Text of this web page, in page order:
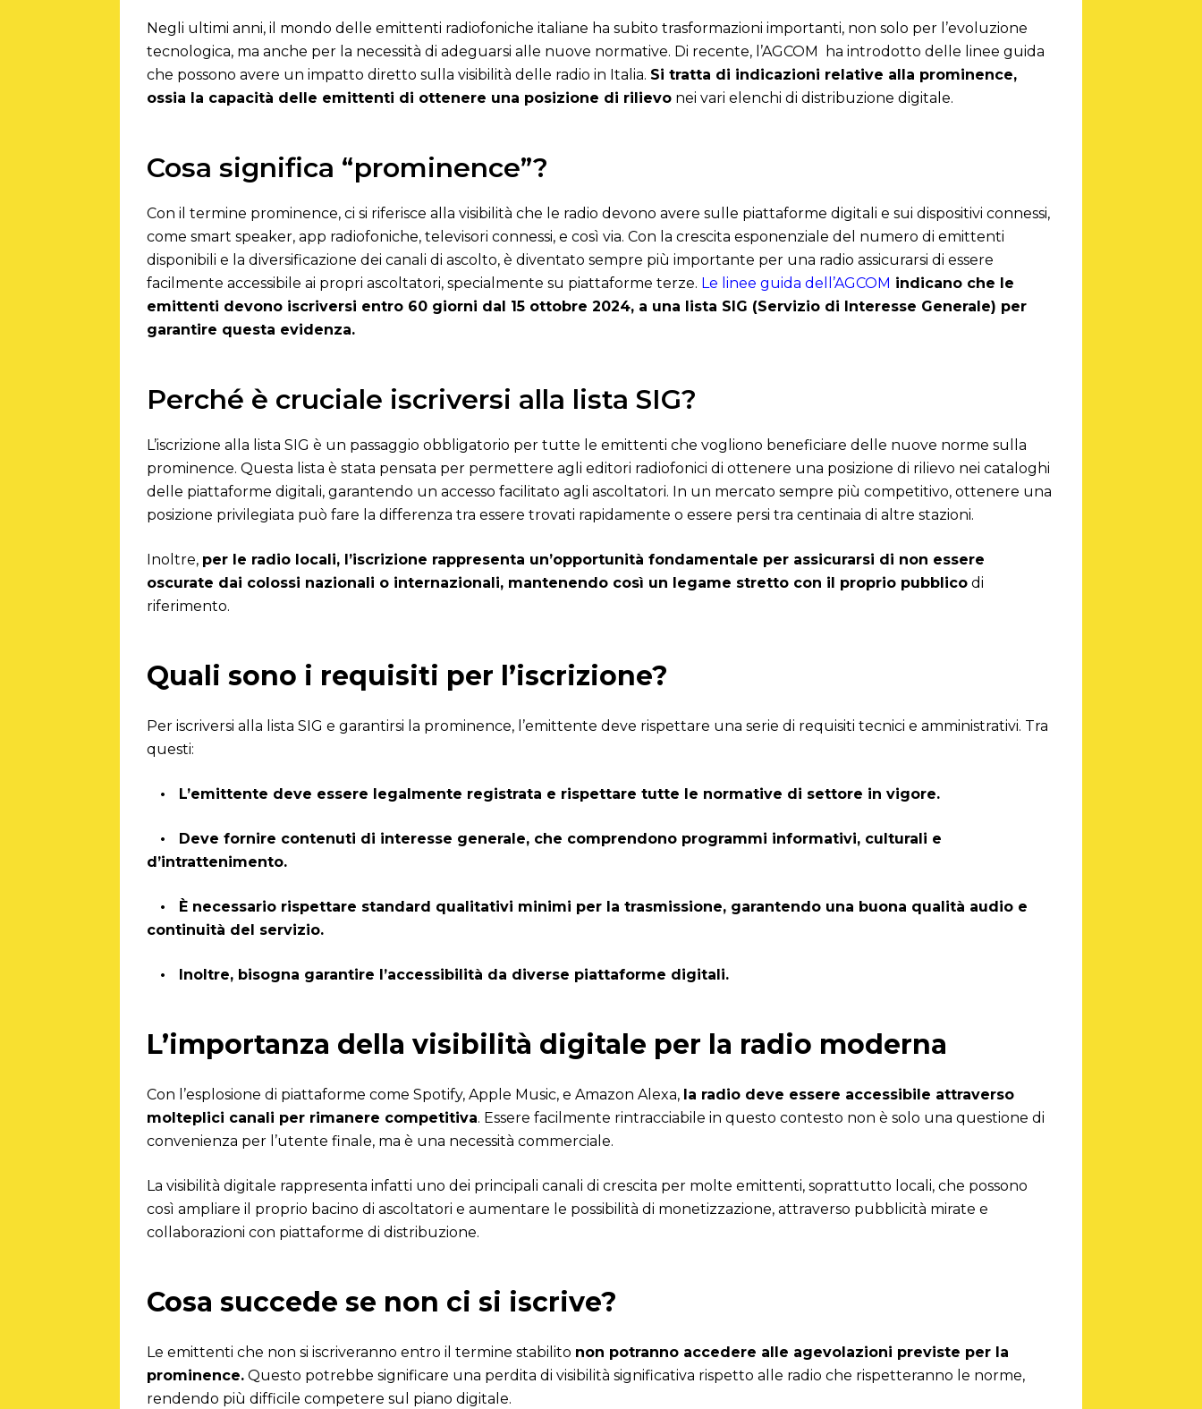
Negli ultimi anni, il mondo delle emittenti radiofoniche italiane ha subito trasformazioni importanti, non solo per l’evoluzione
tecnologica, ma anche per la necessità di adeguarsi alle nuove normative. Di recente, l’AGCOM ha introdotto delle linee guida
che possono avere un impatto diretto sulla visibilità delle radio in Italia. Si tratta di indicazioni relative alla prominence,
ossia la capacità delle emittenti di ottenere una posizione di rilievo nei vari elenchi di distribuzione digitale.
Cosa significa “prominence”?
Con il termine prominence, ci si riferisce alla visibilità che le radio devono avere sulle piattaforme digitali e sui dispositivi connessi,
come smart speaker, app radiofoniche, televisori connessi, e così via. Con la crescita esponenziale del numero di emittenti
disponibili e la diversificazione dei canali di ascolto, è diventato sempre più importante per una radio assicurarsi di essere
facilmente accessibile ai propri ascoltatori, specialmente su piattaforme terze. Le linee guida dell’AGCOM indicano che le
emittenti devono iscriversi entro 60 giorni dal 15 ottobre 2024, a una lista SIG (Servizio di Interesse Generale) per
garantire questa evidenza.
Perché è cruciale iscriversi alla lista SIG?
L’iscrizione alla lista SIG è un passaggio obbligatorio per tutte le emittenti che vogliono beneficiare delle nuove norme sulla
prominence. Questa lista è stata pensata per permettere agli editori radiofonici di ottenere una posizione di rilievo nei cataloghi
delle piattaforme digitali, garantendo un accesso facilitato agli ascoltatori. In un mercato sempre più competitivo, ottenere una
posizione privilegiata può fare la differenza tra essere trovati rapidamente o essere persi tra centinaia di altre stazioni.
Inoltre, per le radio locali, l’iscrizione rappresenta un’opportunità fondamentale per assicurarsi di non essere
oscurate dai colossi nazionali o internazionali, mantenendo così un legame stretto con il proprio pubblico di
riferimento.
Quali sono i requisiti per l’iscrizione?
Per iscriversi alla lista SIG e garantirsi la prominence, l’emittente deve rispettare una serie di requisiti tecnici e amministrativi. Tra
questi:
• L’emittente deve essere legalmente registrata e rispettare tutte le normative di settore in vigore.
• Deve fornire contenuti di interesse generale, che comprendono programmi informativi, culturali e
d’intrattenimento.
• È necessario rispettare standard qualitativi minimi per la trasmissione, garantendo una buona qualità audio e
continuità del servizio.
• Inoltre, bisogna garantire l’accessibilità da diverse piattaforme digitali.
L’importanza della visibilità digitale per la radio moderna
Con l’esplosione di piattaforme come Spotify, Apple Music, e Amazon Alexa, la radio deve essere accessibile attraverso
molteplici canali per rimanere competitiva. Essere facilmente rintracciabile in questo contesto non è solo una questione di
convenienza per l’utente finale, ma è una necessità commerciale.
La visibilità digitale rappresenta infatti uno dei principali canali di crescita per molte emittenti, soprattutto locali, che possono
così ampliare il proprio bacino di ascoltatori e aumentare le possibilità di monetizzazione, attraverso pubblicità mirate e
collaborazioni con piattaforme di distribuzione.
Cosa succede se non ci si iscrive?
Le emittenti che non si iscriveranno entro il termine stabilito non potranno accedere alle agevolazioni previste per la
prominence. Questo potrebbe significare una perdita di visibilità significativa rispetto alle radio che rispetteranno le norme,
rendendo più difficile competere sul piano digitale.